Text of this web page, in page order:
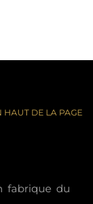
HAUT DE LA PAGE
fabrique du